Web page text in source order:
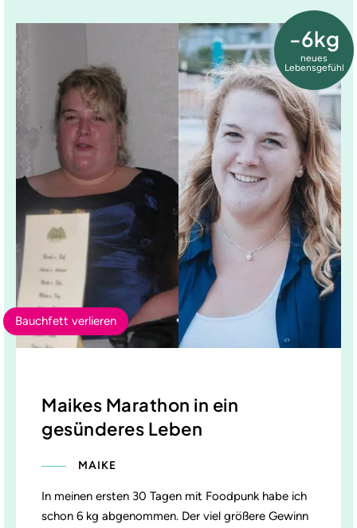
-6kg
neues
Lebensgefühl
Bauchfett verlieren
Maikes Marathon in ein
gesünderes Leben
MAIKE
In meinen ersten 30 Tagen mit Foodpunk habe ich
schon 6 kg abgenommen. Der viel größere Gewinn